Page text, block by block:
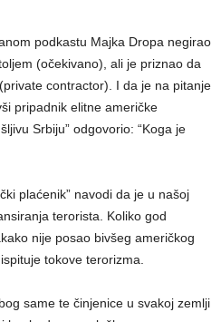
podkastu Majka Dropa negirao
(očekivano), ali je priznao da
contractor). I da je na pitanje
pripadnik elitne američke
Srbiju” odgovorio: “Koga je
plaćenik” navodi da je u našoj
terorista. Koliko god
nije posao bivšeg američkog
tokove terorizma.
same te činjenice u svakoj zemlji